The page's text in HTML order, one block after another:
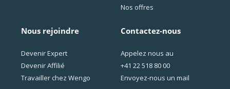
Nos offres
Nous rejoindre
Devenir Expert
Devenir Affilié
Travailler chez Wengo
Contactez-nous
Appelez nous au
+41 22 518 80 00
Envoyez-nous un mail